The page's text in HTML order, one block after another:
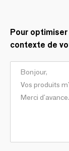
Pour
contexte de